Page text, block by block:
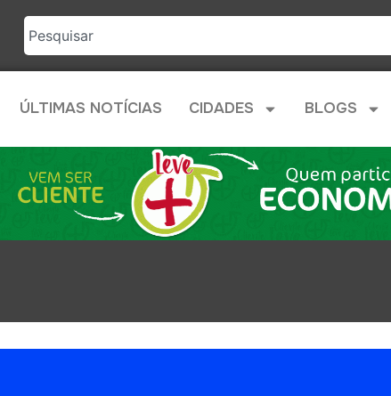
ÚLTIMAS NOTÍCIAS CIDADES BLOGS